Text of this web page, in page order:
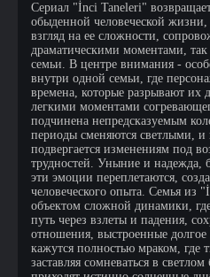
Сериал "İnci Taneleri"
обыденной человеческой жизни,
взгляд на ее сложности,
драматическими моментами,
семьи. В центре внимания -
внутри одной семьи, где
времена, которые разрывают их
легкими моментами
подчинена непредсказуемым
периоды сменяются светлыми,
подвергается изменениям под
трудностей. Уныние и надежда,
эти эмоции переплетаются,
человеческого опыта. Семья из
объектом сложной динамики,
путь через взлеты и падения,
отношения, выстроенные
кажутся полностью мраком, где
заставляя сомневаться в